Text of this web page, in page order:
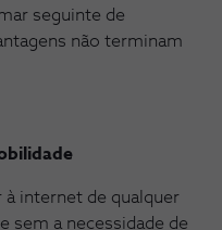
seguinte de
não terminam
internet de qualquer
sem a necessidade de